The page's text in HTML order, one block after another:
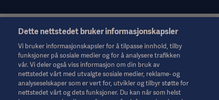
Denne informasjonen er utelukkende ment for helsepersonell
eller andre fagpersoner og er bare til orientering. Den er ikke
uttømmende og erstatter derfor ikke bruksanvisningen,
servicehåndboken eller medisinsk rådgivning. Getinge er ikke
ansvarlig for det andre parter gjør eller ikke gjør på bakgrunn av
dette materialet, og brukeren bærer risikoen for sin bruk av
materialet.
Dette nettstedet bruker informasjonskapsler
Vi bruker informasjonskapsler for å tilpasse innhold, tilby
funksjoner på sosiale medier og for å analysere trafikken
vår. Vi deler også viss informasjon om din bruk av
nettstedet vårt med utvalgte sosiale medier, reklame- og
analyseselskaper som er vert for, utvikler og tilbyr støtte for
nettstedet vårt og dets funksjoner. Du kan når som helst